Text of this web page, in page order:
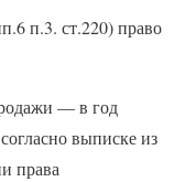
п.3. ст.220) право
— в год
выписке из
права